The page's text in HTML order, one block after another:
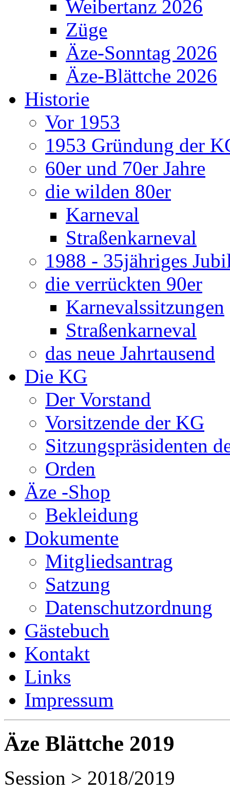
Weibertanz 2026
Züge
Äze-Sonntag 2026
Äze-Blättche 2026
Historie
Vor 1953
1953 Gründung der
60er und 70er Jahre
die wilden 80er
Karneval
Straßenkarneval
1988 - 35jähriges
die verrückten 90er
Karnevalssitzungen
Straßenkarneval
das neue Jahrtausend
Die KG
Der Vorstand
Vorsitzende der KG
Sitzungspräsidenten
Orden
Äze -Shop
Bekleidung
Dokumente
Mitgliedsantrag
Satzung
Datenschutzordnung
Gästebuch
Kontakt
Links
Impressum
Äze Blättche 2019
Session > 2018/2019